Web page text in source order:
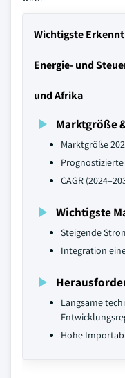
Wichtigste
Energie- und
und Afrika
Marktgröße
Marktgröße
Prognostizierte
CAGR
Wichtigste
Steigende
Integration
Langsame
Hohe